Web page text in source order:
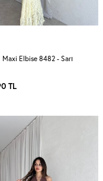
Maxi Elbise 8482 - Sarı
TL